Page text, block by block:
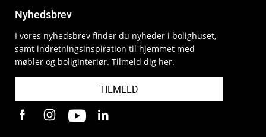
Nyhedsbrev
I vores nyhedsbrev finder du nyheder i bolighuset,
samt indretningsinspiration til hjemmet med
møbler og boliginteriør. Tilmeld dig her.
TILMELD